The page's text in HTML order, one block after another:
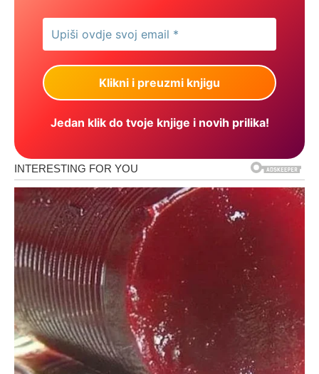
Jedan klik do tvoje knjige i novih prilika!